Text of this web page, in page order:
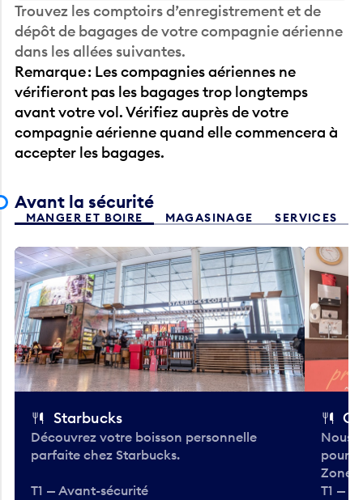
Trouvez les comptoirs d’enregistrement et de
dépôt de bagages de votre compagnie aérienne
dans les allées suivantes.
Remarque : Les compagnies aériennes ne
vérifieront pas les bagages trop longtemps
avant votre vol. Vérifiez auprès de votre
compagnie aérienne quand elle commencera à
accepter les bagages.
Avant la sécurité
MANGER ET BOIRE MAGASINAGE SERVICES
Starbucks
Découvrez votre boisson personnelle
parfaite chez Starbucks.
T1 — Avant-sécurité
Nous
pour
Zone.
T1 —